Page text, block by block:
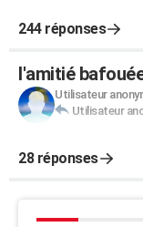
244 réponses
l'amitié
Utilisateur
Utilisateur
28 réponses